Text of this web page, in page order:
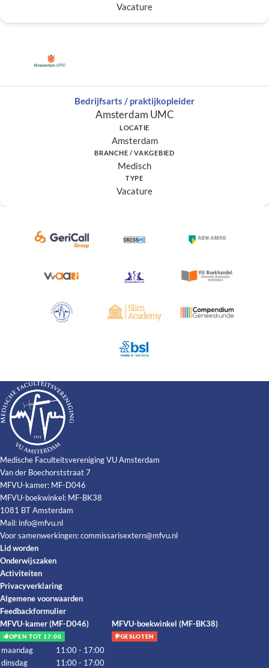
Vacature
Bedrijfsarts / praktijkopleider
Amsterdam UMC
LOCATIE
Amsterdam
BRANCHE / VAKGEBIED
Medisch
TYPE
Vacature
Medische Faculteitsvereniging VU Amsterdam
Van der Boechorststraat 7
MFVU-kamer: MF-D046
MFVU-boekwinkel: MF-BK38
1081 BT Amsterdam
Mail: info@mfvu.nl
Voor samenwerkingen:commissarisextern@mfvu.nl
Lid worden
Onderwijszaken
Activiteiten
Privacyverklaring
Algemene voorwaarden
Feedbackformulier
MFVU-kamer (MF-D046)
OPEN TOT 17:00
maandag
11:00 - 17:00
dinsdag
11:00 - 17:00
MFVU-boekwinkel (MF-BK38)
GESLOTEN